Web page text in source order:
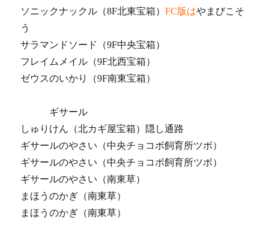
ソニックナックル（8F北東宝箱）FC版はやまびこそ
う
サラマンドソード（9F中央宝箱）
フレイムメイル（9F北西宝箱）
ゼウスのいかり（9F南東宝箱）
ギサール
しゅりけん（北カギ屋宝箱）隠し通路
ギサールのやさい（中央チョコボ飼育所ツボ）
ギサールのやさい（中央チョコボ飼育所ツボ）
ギサールのやさい（南東草）
まほうのかぎ（南東草）
まほうのかぎ（南東草）